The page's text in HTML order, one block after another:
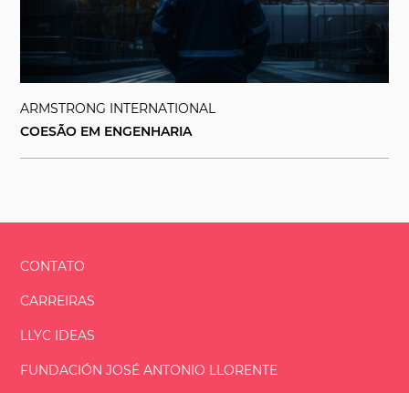
ARMSTRONG INTERNATIONAL
COESÃO EM ENGENHARIA
CONTATO
CARREIRAS
LLYC IDEAS
FUNDACIÓNJOSÉ ANTONIO LLORENTE